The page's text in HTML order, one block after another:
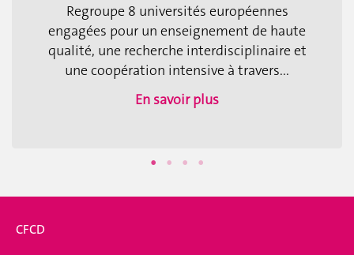
Regroupe 8 universités européennes
engagées pour un enseignement de haute
qualité, une recherche interdisciplinaire et
une coopération intensive à travers...
En savoir plus
CFCD